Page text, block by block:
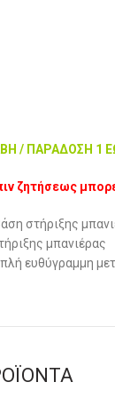
/ ΠΑΡΑΔΟΣΗ 1
ζητήσεως
στήριξης
μπανιέρας
ευθύγραμμη